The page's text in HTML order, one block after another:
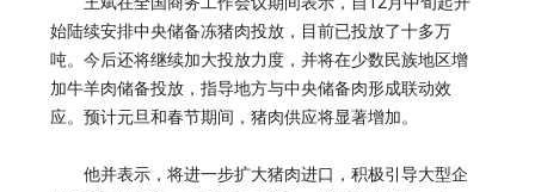
始陆续安排中央储备冻猪肉投放，目前已投放了十多万
吨。今后还将继续加大投放力度，并将在少数民族地区增
加牛羊肉储备投放，指导地方与中央储备肉形成联动效
应。预计元旦和春节期间，猪肉供应将显著增加。
他并表示，将进一步扩大猪肉进口，积极引导大型企